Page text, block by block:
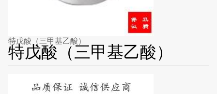
特戊酸（三甲基乙酸）
特戊酸（三甲基乙酸）